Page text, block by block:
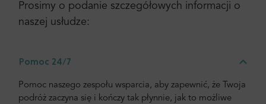
Prosimy o podanie szczegółowych informacji o
naszej usłudze:
Pomoc 24/7
Pomoc naszego zespołu wsparcia, aby zapewnić, że Twoja
podróż zaczyna się i kończy tak płynnie, jak to możliwe